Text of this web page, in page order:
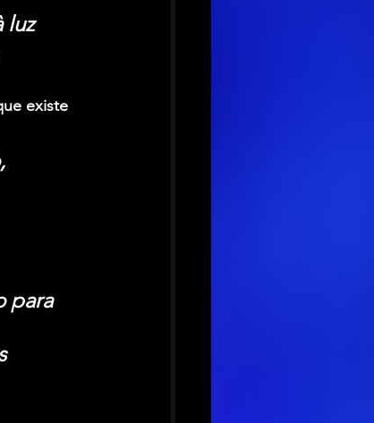
luz
existe
para